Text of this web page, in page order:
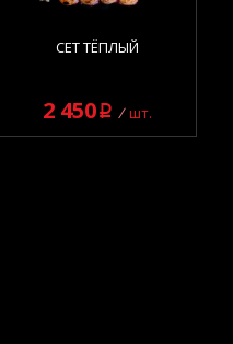
СЕТ ТЁПЛЫЙ
2 450q шт.